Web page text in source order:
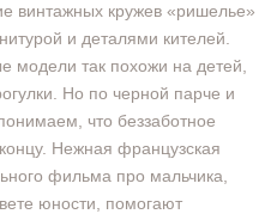
винтажных кружев «ришелье»
и деталями кителей.
модели так похожи на детей,
Но по черной парче и
что беззаботное
Нежная французская
фильма про мальчика,
юности, помогают